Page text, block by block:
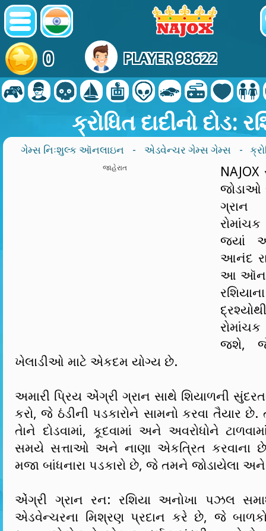
0 PLAYER 98622
ક્રોધિત દાદીનો દોડ:
ગેમ્સ નિઃશુલ્ક ઑનલાઇન - એડવેન્ચર ગેમ્સ ગેમ્સ -
જાહેરાત
જોડાઓ
ગ્રાન
જ્યાં
આનંદ
આ
જશે, જે
ખેલાડીઓ માટે એકદમ યોગ્ય છે.
અમારી પ્રિય એંગ્રી ગ્રાન સાથે શિયાળની
કરો, જે ઠંડીની પડકારોને સામનો કરવા તૈયાર
તેાને દોડવામાં, કૂદવામાં અને અવરોધોને
સમયે સત્તાઓ અને નાણા એકત્રિત કરવાના
મજા બાંધનારા પડકારો છે, જે તમને જોડાયેલા
એંગ્રી ગ્રાન રન: રશિયા અનોખા પઝલ
એડવેન્ચરના મિશ્રણ પ્રદાન કરે છે, જે